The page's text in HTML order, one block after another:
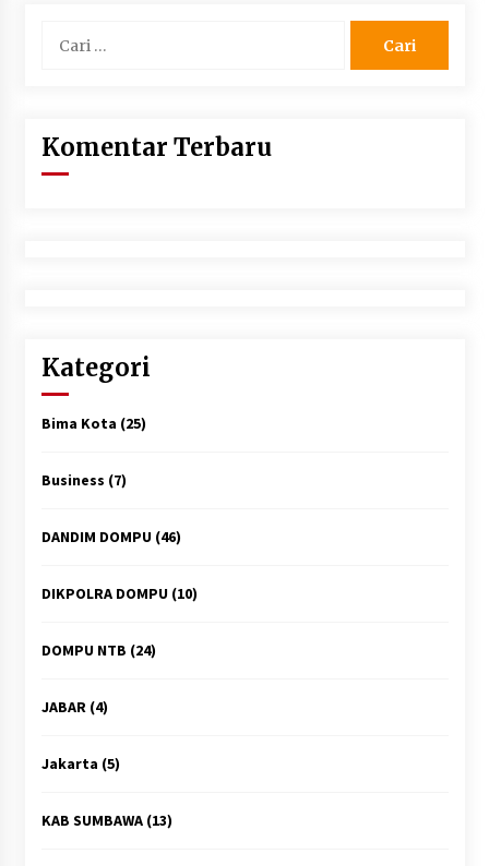
untuk:
Komentar Terbaru
Kategori
Bima Kota (25)
Business (7)
DANDIM DOMPU(46)
DIKPOLRA DOMPU(10)
DOMPU NTB (24)
JABAR(4)
Jakarta (5)
KAB SUMBAWA(13)